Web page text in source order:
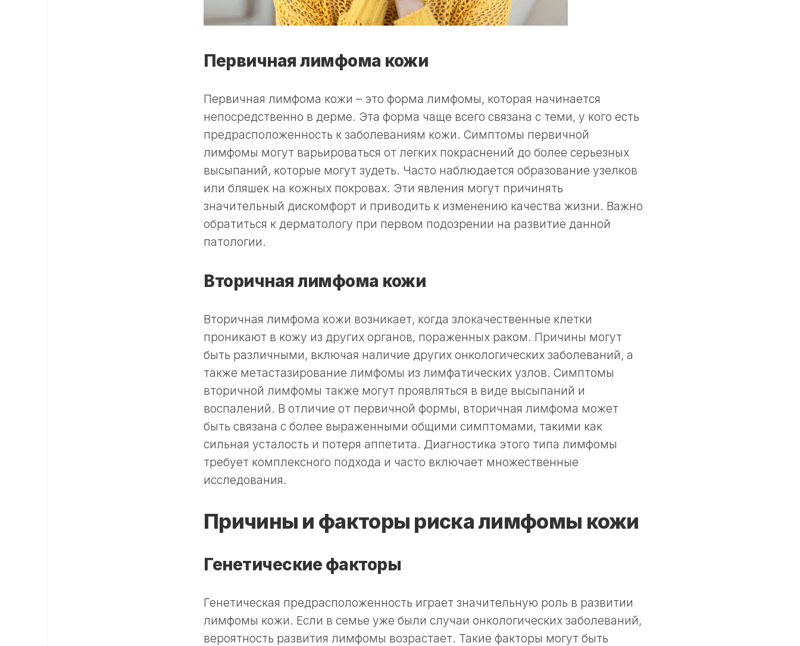
Первичная лимфома кожи
Первичная лимфома кожи – это форма лимфомы, которая начинается
непосредственно в дерме. Эта форма чаще всего связана с теми, у кого есть
предрасположенность к заболеваниям кожи. Симптомы первичной
лимфомы могут варьироваться от легких покраснений до более серьезных
высыпаний, которые могут зудеть. Часто наблюдается образование узелков
или бляшек на кожных покровах. Эти явления могут причинять
значительный дискомфорт и приводить к изменению качества жизни. Важно
обратиться к дерматологу при первом подозрении на развитие данной
патологии.
Вторичная лимфома кожи
Вторичная лимфома кожи возникает, когда злокачественные клетки
проникают в кожу из других органов, пораженных раком. Причины могут
быть различными, включая наличие других онкологических заболеваний, а
также метастазирование лимфомы из лимфатических узлов. Симптомы
вторичной лимфомы также могут проявляться в виде высыпаний и
воспалений. В отличие от первичной формы, вторичная лимфома может
быть связана с более выраженными общими симптомами, такими как
сильная усталость и потеря аппетита. Диагностика этого типа лимфомы
требует комплексного подхода и часто включает множественные
исследования.
Причины и факторы риска лимфомы кожи
Генетические факторы
Генетическая предрасположенность играет значительную роль в развитии
лимфомы кожи. Если в семье уже были случаи онкологических заболеваний,
вероятность развития лимфомы возрастает. Такие факторы могут быть